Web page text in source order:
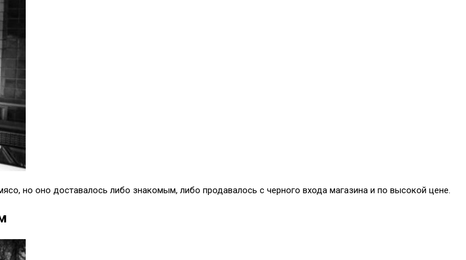
но оно доставалось либо знакомым, либо продавалось с черного входа магазина и по высокой цене.